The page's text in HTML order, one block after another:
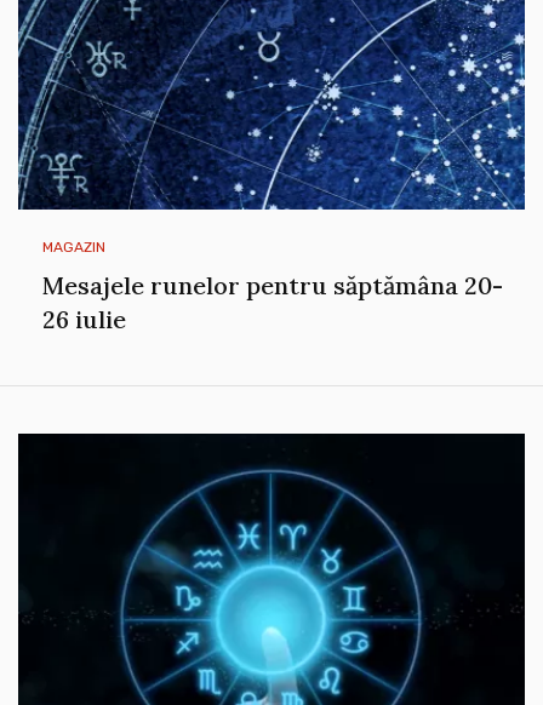
MAGAZIN
Mesajele runelor pentru săptămâna 20-
26 iulie